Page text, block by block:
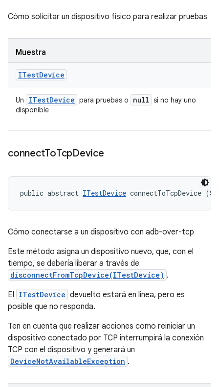
Cómo solicitar un dispositivo físico para realizar pruebas
Muestra
ITestDevice
Un ITestDevice para pruebas o null si no hay uno
disponible
connectToTcpDevice
public abstract ITestDevice connectToTcpDevice
Cómo conectarse a un dispositivo con adb-over-tcp
Este método asigna un dispositivo nuevo, que, con el
tiempo, se debería liberar a través de
disconnectFromTcpDevice(ITestDevice) .
El ITestDevice devuelto estará en línea, pero es
posible que no responda.
Ten en cuenta que realizar acciones como reiniciar un
dispositivo conectado por TCP interrumpirá la conexión
TCP con el dispositivo y generará un
DeviceNotAvailableException .